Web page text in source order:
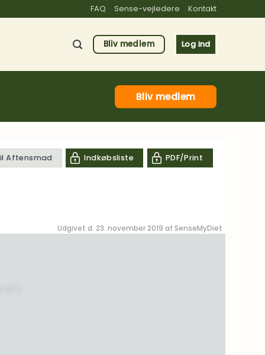
FAQ Sense-vejledere Kontakt
Bliv medlem Log ind
Bliv medlem
Aftensmad Indkøbsliste PDF/Print
Udgivet d. 23. november 2019 af SenseMyDiet